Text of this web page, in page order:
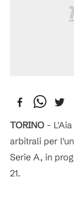
TORINO -
arbitrali per
Serie A, in
21.